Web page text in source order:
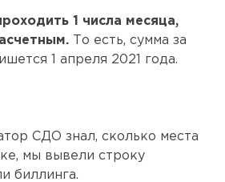
1 числа месяца,
То есть, сумма за
1 апреля 2021 года.
СДО знал, сколько места
мы вывели строку
биллинга.